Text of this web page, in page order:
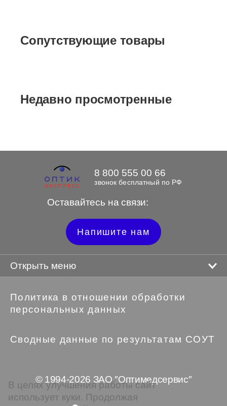
Сопутствующие товары
Недавно просмотренные
Оставайтесь на связи:
8 800 555 00 66
звонок бесплатный по РФ
Напишите нам
Открыть меню
Политика в отношении обработки
персональных данных
Сводные данные по результатам СОУТ
© 1994-2026 ЗАО ″Оптимедсервис″
В целях улучшения работы сайт
использует куки. Продолжая